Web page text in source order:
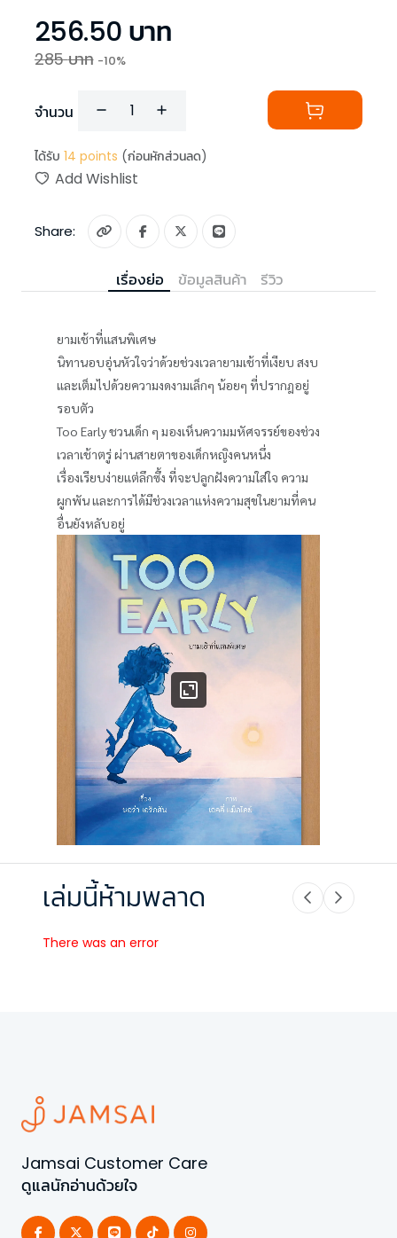
256.50 บาท
285บาท -10%
จำนวน
ได้รับ 14 points (ก่อนหักส่วนลด)
Add Wishlist
Share:
เรื่องย่อ ข้อมูลสินค้า รีวิว
ยามเช้าที่แสนพิเศษ
นิทานอบอุ่นหัวใจว่าด้วยช่วงเวลายามเช้าที่เงียบ สงบ
และเต็มไปด้วยความงดงามเล็กๆ น้อยๆ ที่ปรากฎอยู่
รอบตัว
Too Early ชวนเด็ก ๆ มองเห็นความมหัศจรรย์ของช่วง
เวลาเช้าตรู่ ผ่านสายตาของเด็กหญิงคนหนึ่ง
เรื่องเรียบง่ายแต่ลึกซึ้ง ที่จะปลูกฝังความใส่ใจ ความ
ผูกพัน และการได้มีช่วงเวลาแห่งความสุขในยามที่คน
อื่นยังหลับอยู่
เล่มนี้ห้ามพลาด
There was an error
Jamsai Customer Care
ดูแลนักอ่านด้วยใจ